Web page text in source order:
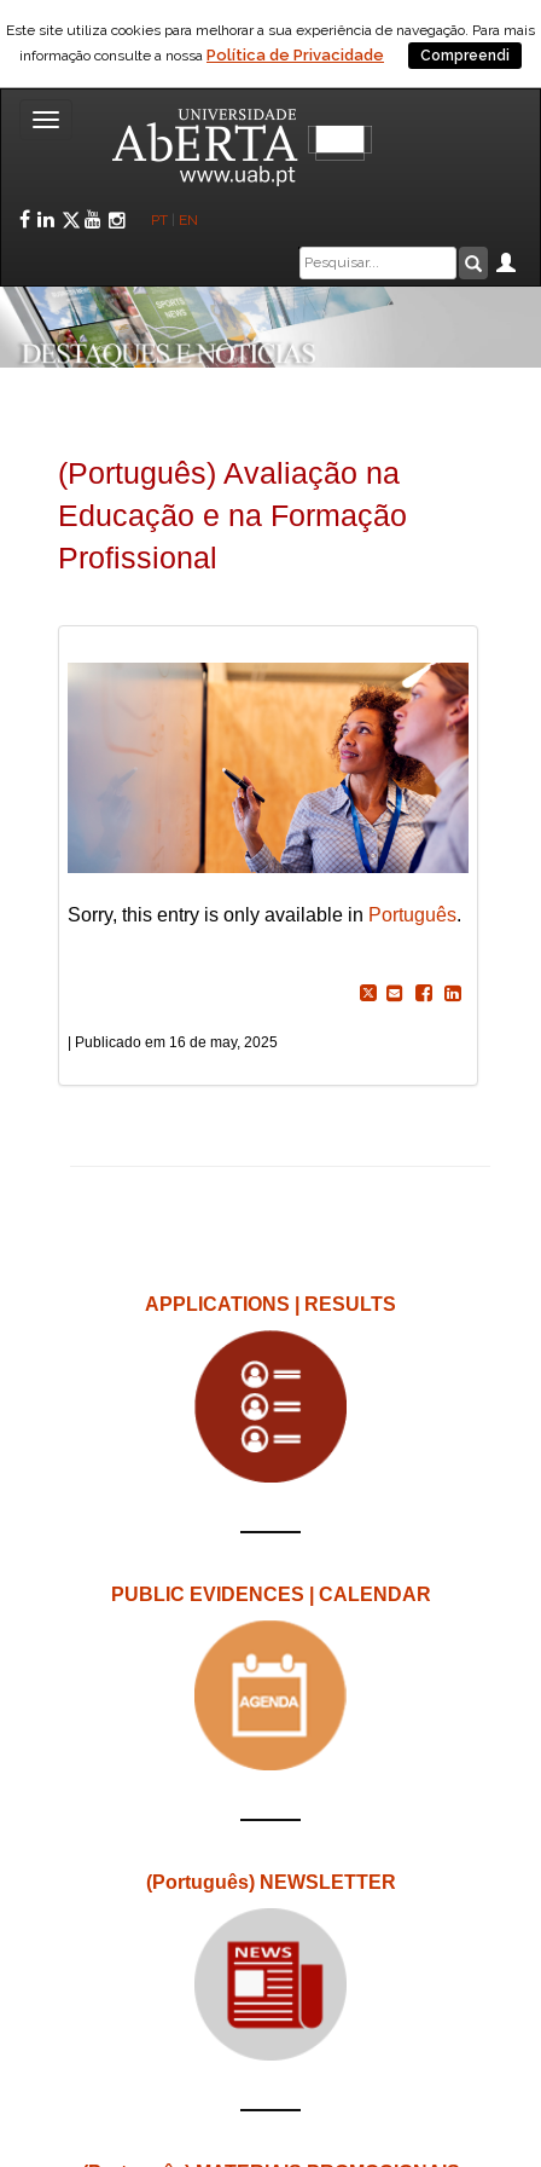
Este site utiliza cookies para melhorar a sua experiência de navegação. Para mais
informação consulte a nossa Política de Privacidade Compreendi
Toggle
Facebook
LinkedIn
Twitter
YouTube
Instagram
PT EN
Caixa
de
pesquisa
(Português) Avaliação na
Educação e na Formação
Profissional
Sorry, this entry is only available in Português.
16 de may, 2025
APPLICATIONS | RESULTS
PUBLIC EVIDENCES | CALENDAR
(Português) NEWSLETTER